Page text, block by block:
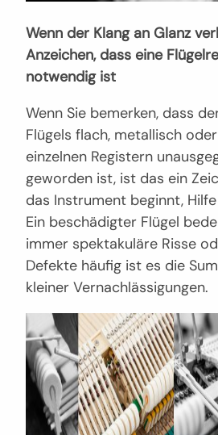
Wenn der Klang an Glanz
Anzeichen, dass eine
notwendig ist
Wenn Sie bemerken, dass
Flügels flach, metallisch
einzelnen Registern
geworden ist, ist das ein
das Instrument beginnt,
Ein beschädigter Flügel
immer spektakuläre Risse
Defekte häufig ist es die
kleiner Vernachlässigungen.